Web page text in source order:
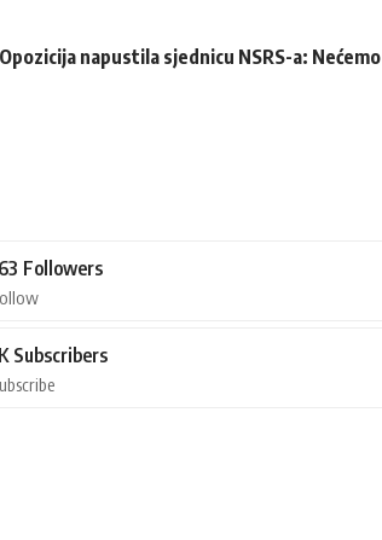
Opozicija napustila sjednicu NSRS-a:
Followers
Subscribers